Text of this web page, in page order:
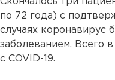
по 72 года) с
случаях коронавирус
заболеванием. Всего
с COVID-19.